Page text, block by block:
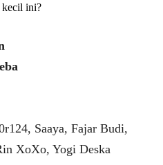
kecil ini?
Saaya, Fajar Budi,
XoXo, Yogi Deska